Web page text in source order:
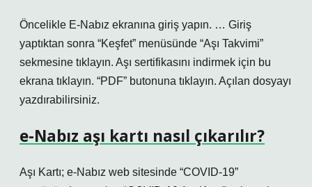
Öncelikle E-Nabız ekranına giriş yapın. … Giriş
yaptıktan sonra “Keşfet” menüsünde “Aşı Takvimi”
sekmesine tıklayın. Aşı sertifikasını indirmek için bu
ekrana tıklayın. “PDF” butonuna tıklayın. Açılan dosyayı
yazdırabilirsiniz.
e-Nabız aşı kartı nasıl çıkarılır?
Aşı Kartı; e-Nabız web sitesinde “COVID-19”